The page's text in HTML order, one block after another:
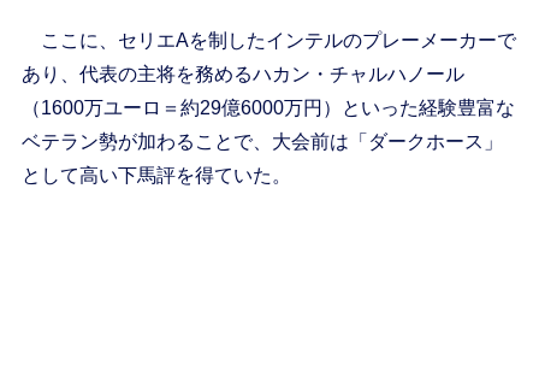
ここに、セリエAを制したインテルのプレーメーカーで
あり、代表の主将を務めるハカン・チャルハノール
（1600万ユーロ＝約29億6000万円）といった経験豊富な
ベテラン勢が加わることで、大会前は「ダークホース」
として高い下馬評を得ていた。